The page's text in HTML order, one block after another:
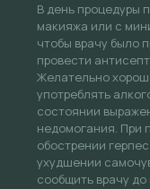
В день процедуры
макияжа или с
чтобы врачу было
провести
Желательно
употреблять
состоянии
недомогания. При
обострении
ухудшении
сообщить врачу